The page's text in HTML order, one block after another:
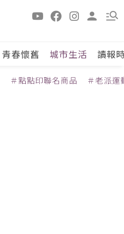
青春懷舊 城市生活 讀報
＃點點印聯名商品 ＃老派運